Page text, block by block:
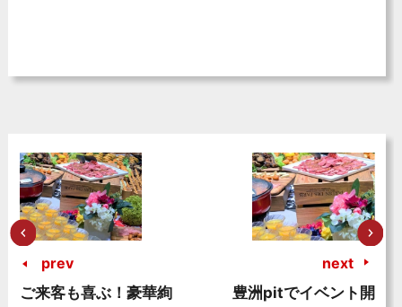
prev
ご来客も喜ぶ！豪華絢
next
豊洲pitでイベント開